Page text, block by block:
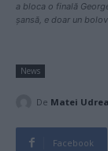
a bloca o finală
șansă, e doar un
News
De Matei Udrea
Facebook